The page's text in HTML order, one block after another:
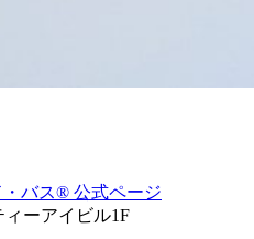
ーアイビル1F